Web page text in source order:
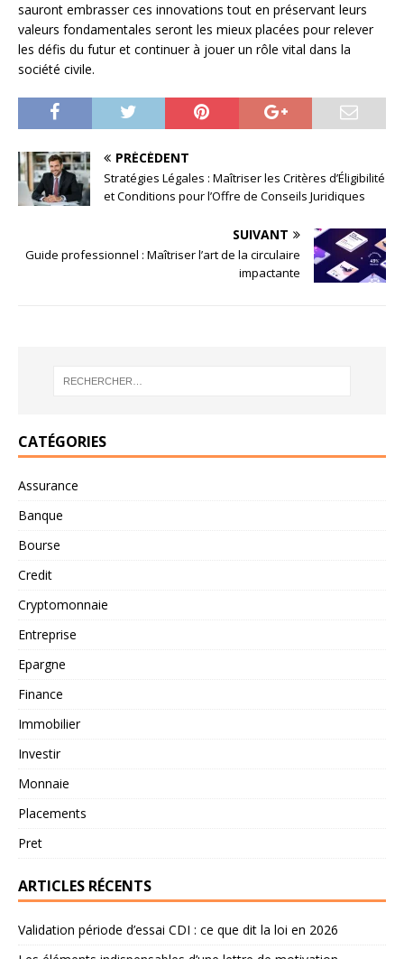
sauront embrasser ces innovations tout en préservant leurs
valeurs fondamentales seront les mieux placées pour relever
les défis du futur et continuer à jouer un rôle vital dans la
société civile.
PRÉCÉDENT
Stratégies Légales : Maîtriser les Critères d’Éligibilité
et Conditions pour l’Offre de Conseils Juridiques
SUIVANT
Guide professionnel : Maîtriser l’art de la circulaire
impactante
CATÉGORIES
Assurance
Banque
Bourse
Credit
Cryptomonnaie
Entreprise
Epargne
Finance
Immobilier
Investir
Monnaie
Placements
Pret
ARTICLES RÉCENTS
Validation période d’essai CDI : ce que dit la loi en 2026